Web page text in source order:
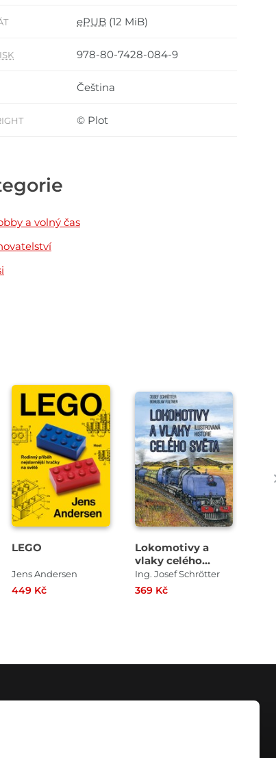
ePUB (12 MiB)
978-80-7428-084-9
Čeština
© Plot
a volný čas
LEGO
Jens Andersen
449 Kč
Lokomotivy a
vlaky celého
světa
Ing. Josef Schrötter
369 Kč